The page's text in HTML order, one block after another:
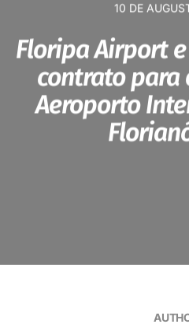
10 DE
Floripa Airport
contrato para
Aeroporto